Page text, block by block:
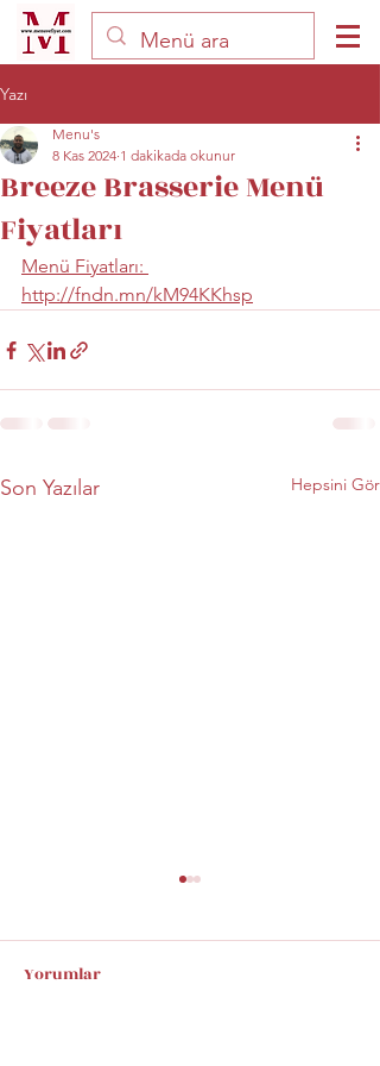
Yazı
Breeze Brasserie Menü
Fiyatları
Menu's
8 Kas 2024 1 dakikada okunur
Menü Fiyatları:
http://fndn.mn/kM94KKhsp
Son Yazılar Hepsini Gör
Yorumlar